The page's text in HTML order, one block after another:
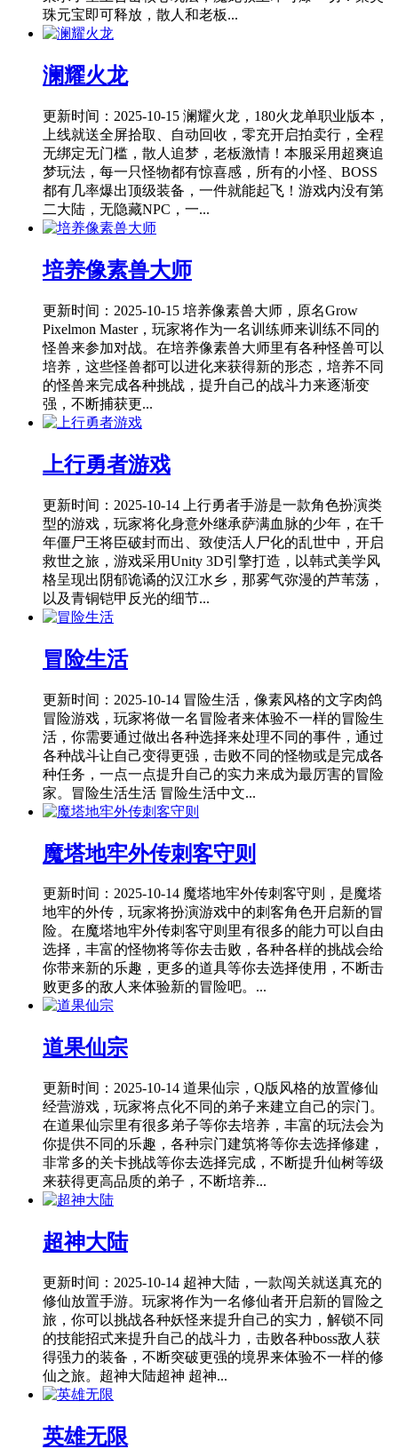
珠元宝即可释放，散人和老板...
澜耀火龙
更新时间：2025-10-15 澜耀火龙，180火龙单职业版本，
上线就送全屏拾取、自动回收，零充开启拍卖行，全程
无绑定无门槛，散人追梦，老板激情！本服采用超爽追
梦玩法，每一只怪物都有惊喜感，所有的小怪、BOSS
都有几率爆出顶级装备，一件就能起飞！游戏内没有第
二大陆，无隐藏NPC，一...
培养像素兽大师
更新时间：2025-10-15 培养像素兽大师，原名Grow
Pixelmon Master，玩家将作为一名训练师来训练不同的
怪兽来参加对战。在培养像素兽大师里有各种怪兽可以
培养，这些怪兽都可以进化来获得新的形态，培养不同
的怪兽来完成各种挑战，提升自己的战斗力来逐渐变
强，不断捕获更...
上行勇者游戏
更新时间：2025-10-14
上行勇者手游是一款角色扮演类
型的游戏，玩家将化身意外继承萨满血脉的少年，在千
年僵尸王将臣破封而出、致使活人尸化的乱世中，开启
救世之旅，游戏采用Unity 3D引擎打造，以韩式美学风
格呈现出阴郁诡谲的汉江水乡，那雾气弥漫的芦苇荡，
以及青铜铠甲反光的细节...
冒险生活
更新时间：2025-10-14 冒险生活，像素风格的文字肉鸽
冒险游戏，玩家将做一名冒险者来体验不一样的冒险生
活，你需要通过做出各种选择来处理不同的事件，通过
各种战斗让自己变得更强，击败不同的怪物或是完成各
种任务，一点一点提升自己的实力来成为最厉害的冒险
家。冒险生活生活 冒险生活中文...
魔塔地牢外传刺客守则
更新时间：2025-10-14 魔塔地牢外传刺客守则，是魔塔
地牢的外传，玩家将扮演游戏中的刺客角色开启新的冒
险。在魔塔地牢外传刺客守则里有很多的能力可以自由
选择，丰富的怪物将等你去击败，各种各样的挑战会给
你带来新的乐趣，更多的道具等你去选择使用，不断击
败更多的敌人来体验新的冒险吧。...
道果仙宗
更新时间：2025-10-14 道果仙宗，Q版风格的放置修仙
经营游戏，玩家将点化不同的弟子来建立自己的宗门。
在道果仙宗里有很多弟子等你去培养，丰富的玩法会为
你提供不同的乐趣，各种宗门建筑将等你去选择修建，
非常多的关卡挑战等你去选择完成，不断提升仙树等级
来获得更高品质的弟子，不断培养...
超神大陆
更新时间：2025-10-14 超神大陆，一款闯关就送真充的
修仙放置手游。玩家将作为一名修仙者开启新的冒险之
旅，你可以挑战各种妖怪来提升自己的实力，解锁不同
的技能招式来提升自己的战斗力，击败各种boss敌人获
得强力的装备，不断突破更强的境界来体验不一样的修
仙之旅。超神大陆超神 超神...
英雄无限